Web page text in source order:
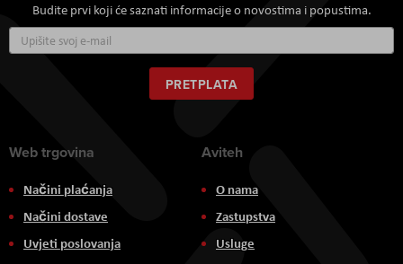
Budite prvi koji će saznati informacije o novostima i popustima.
se
za
naš
newsletter:
PRETPLATA
Web trgovina
Načini plaćanja
Načini dostave
Uvjeti poslovanja
Aviteh
O nama
Zastupstva
Usluge